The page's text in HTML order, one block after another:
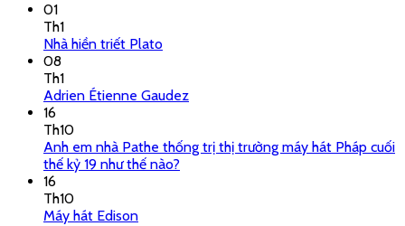
01
Th1
Nhà hiền triết Plato
08
Th1
Adrien Étienne Gaudez
16
Th10
Anh em nhà Pathe thống trị thị trường máy hát Pháp cuối
thế kỷ 19 như thế nào?
16
Th10
Máy hát Edison